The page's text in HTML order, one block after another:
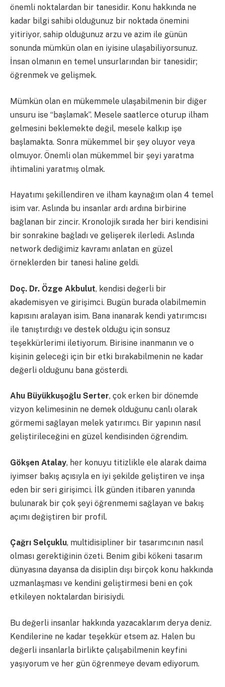
önemli noktalardan bir tanesidir. Konu hakkında ne
kadar bilgi sahibi olduğunuz bir noktada önemini
yitiriyor, sahip olduğunuz arzu ve azim ile günün
sonunda mümkün olan en iyisine ulaşabiliyorsunuz.
İnsan olmanın en temel unsurlarından bir tanesidir;
öğrenmek ve gelişmek.
Mümkün olan en mükemmele ulaşabilmenin bir diğer
unsuru ise “başlamak”. Mesele saatlerce oturup ilham
gelmesini beklemekte değil, mesele kalkıp işe
başlamakta. Sonra mükemmel bir şey oluyor veya
olmuyor. Önemli olan mükemmel bir şeyi yaratma
ihtimalini yaratmış olmak.
Hayatımı şekillendiren ve ilham kaynağım olan 4 temel
isim var. Aslında bu insanlar ardı ardına birbirine
bağlanan bir zincir. Kronolojik sırada her biri kendisini
bir sonrakine bağladı ve gelişerek ilerledi. Aslında
network dediğimiz kavramı anlatan en güzel
örneklerden bir tanesi haline geldi.
Doç. Dr. Özge Akbulut, kendisi değerli bir
akademisyen ve girişimci. Bugün burada olabilmemin
kapısını aralayan isim. Bana inanarak kendi yatırımcısı
ile tanıştırdığı ve destek olduğu için sonsuz
teşekkürlerimi iletiyorum. Birisine inanmanın ve o
kişinin geleceği için bir etki bırakabilmenin ne kadar
değerli olduğunu bana gösterdi.
Ahu Büyükkuşoğlu Serter, çok erken bir dönemde
vizyon kelimesinin ne demek olduğunu canlı olarak
görmemi sağlayan melek yatırımcı. Bir yapının nasıl
geliştirileceğini en güzel kendisinden öğrendim.
Gökşen Atalay, her konuyu titizlikle ele alarak daima
iyimser bakış açısıyla en iyi şekilde geliştiren ve inşa
eden bir seri girişimci. İlk günden itibaren yanında
bulunarak bir çok şeyi öğrenmemi sağlayan ve bakış
açımı değiştiren bir profil.
Çağrı Selçuklu, multidisipliner bir tasarımcının nasıl
olması gerektiğinin özeti. Benim gibi kökeni tasarım
dünyasına dayansa da disiplin dışı birçok konu hakkında
uzmanlaşması ve kendini geliştirmesi beni en çok
etkileyen noktalardan birisiydi.
Bu değerli insanlar hakkında yazacaklarım derya deniz.
Kendilerine ne kadar teşekkür etsem az. Halen bu
değerli insanlarla birlikte çalışabilmenin keyfini
yaşıyorum ve her gün öğrenmeye devam ediyorum.